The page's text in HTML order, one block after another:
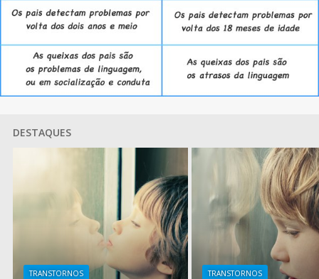
DESTAQUES
TRANSTORNOS TRANSTORNOS